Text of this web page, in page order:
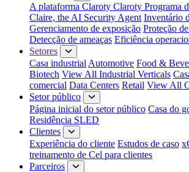
A plataforma Claroty Claroty Programa
Claire, the AI Security Agent Inventário
Gerenciamento de exposição Proteção
Detecção de ameaças Eficiência
Setores
Casa industrial Automotive Food &
Biotech View All Industrial Verticals
comercial Data Centers Retail View All
Setor público
Página inicial do setor público Casa do
Residência SLED
Clientes
Experiência do cliente Estudos de caso
treinamento de Cel para clientes
Parceiros